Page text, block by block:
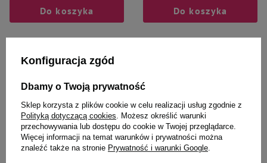
Do koszyka Do koszyka
Konfiguracja zgód
Dbamy o Twoją prywatność
Sklep korzysta z plików cookie w celu realizacji usług zgodnie z
Polityką dotyczącą cookies. Możesz określić warunki
przechowywania lub dostępu do cookie w Twojej przeglądarce.
Więcej informacji na temat warunków i prywatności można
znaleźć także na stronie Prywatność i warunki Google.